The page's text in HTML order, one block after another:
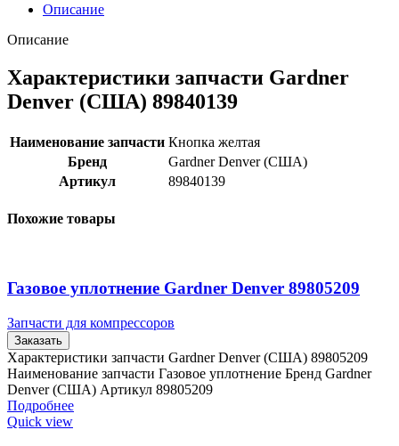
Описание
Описание
Характеристики запчасти Gardner
Denver (США) 89840139
Наименование запчасти Кнопка желтая
Бренд
Gardner Denver (США)
Артикул
89840139
Похожие товары
Газовое уплотнение Gardner Denver 89805209
Запчасти для компрессоров
Заказать
Характеристики запчасти Gardner Denver (США) 89805209
Наименование запчасти Газовое уплотнение Бренд Gardner
Denver (США) Артикул 89805209
Подробнее
Quick view